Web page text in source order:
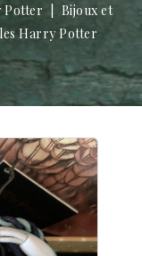
Potter
Bijoux et
Harry Potter